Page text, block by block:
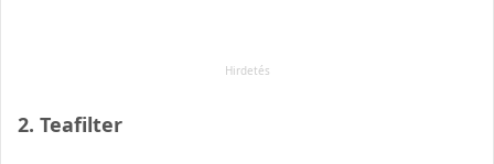
2. Teafilter